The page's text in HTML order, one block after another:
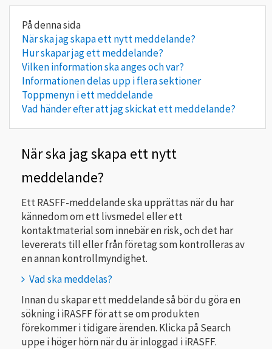
När ska jag skapa ett nytt meddelande?
Hur skapar jag ett meddelande?
Vilken information ska anges och var?
Informationen delas upp i flera sektioner
Toppmenyn i ett meddelande
Vad händer efter att jag skickat ett meddelande?
När ska jag skapa ett nytt
meddelande?
Ett RASFF-meddelande ska upprättas när du har
kännedom om ett livsmedel eller ett
kontaktmaterial som innebär en risk, och det har
levererats till eller från företag som kontrolleras av
en annan kontrollmyndighet.
Vad ska meddelas?
Innan du skapar ett meddelande så bör du göra en
sökning i iRASFF för att se om produkten
förekommer i tidigare ärenden. Klicka på Search
uppe i höger hörn när du är inloggad i iRASFF.